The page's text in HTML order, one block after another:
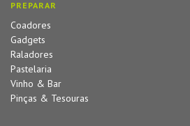
PREPARAR
Coadores
Gadgets
Raladores
Pastelaria
Vinho & Bar
Pinças & Tesouras